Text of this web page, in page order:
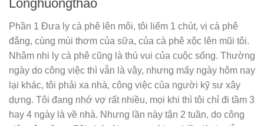
Longhuongthao
Phần 1 Đưa ly cà phê lên môi, tôi liếm 1 chút, vị cà phê
đắng, cùng mùi thơm của sữa, của cà phê xộc lên mũi tôi.
Nhâm nhi ly cà phê cũng là thú vui của cuộc sống. Thường
ngày do công việc thì vẫn là vậy, nhưng mấy ngày hôm nay
lại khác, tôi phải xa nhà, công việc của người kỹ sư xây
dựng. Tôi đang nhớ vợ rất nhiều, mọi khi thì tôi chỉ đi tầm 3
hay 4 ngày là về nhà. Nhưng lần này tận 2 tuần, do công